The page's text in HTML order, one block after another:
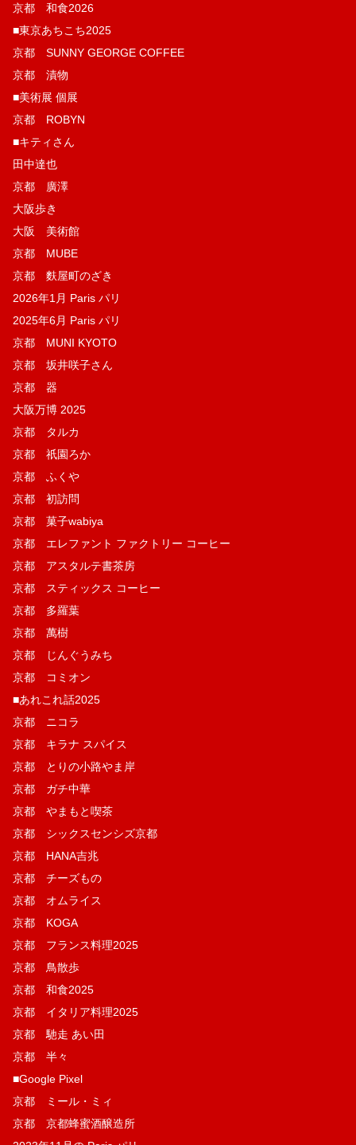
京都 和食2026
■東京あちこち2025
京都 SUNNY GEORGE COFFEE
京都 漬物
■美術展 個展
京都 ROBYN
■キティさん
田中達也
京都 廣澤
大阪歩き
大阪 美術館
京都 MUBE
京都 麩屋町のざき
2026年1月 Paris パリ
2025年6月 Paris パリ
京都 MUNI KYOTO
京都 坂井咲子さん
京都 器
大阪万博 2025
京都 タルカ
京都 祇園ろか
京都 ふくや
京都 初訪問
京都 菓子wabiya
京都 エレファント ファクトリー コーヒー
京都 アスタルテ書茶房
京都 スティックス コーヒー
京都 多羅葉
京都 萬樹
京都 じんぐうみち
京都 コミオン
■あれこれ話2025
京都 ニコラ
京都 キラナ スパイス
京都 とりの小路やま岸
京都 ガチ中華
京都 やまもと喫茶
京都 シックスセンシズ京都
京都 HANA吉兆
京都 チーズもの
京都 オムライス
京都 KOGA
京都 フランス料理2025
京都 鳥散歩
京都 和食2025
京都 イタリア料理2025
京都 馳走 あい田
京都 半々
■Google Pixel
京都 ミール・ミィ
京都 京都蜂蜜酒醸造所